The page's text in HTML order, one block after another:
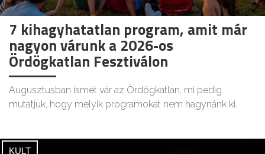
7 kihagyhatatlan program, amit már
nagyon várunk a 2026-os
Ördögkatlan Fesztiválon
Augusztusban ismét vár az Ördögkatlan, mi pedig
mutatjuk, hogy melyik programokat nem hagynánk ki.
KULT